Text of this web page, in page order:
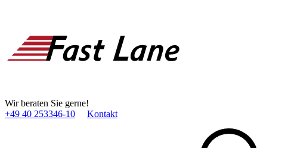
Wir beraten Sie gerne!
+49 40 253346­-10
Kontakt